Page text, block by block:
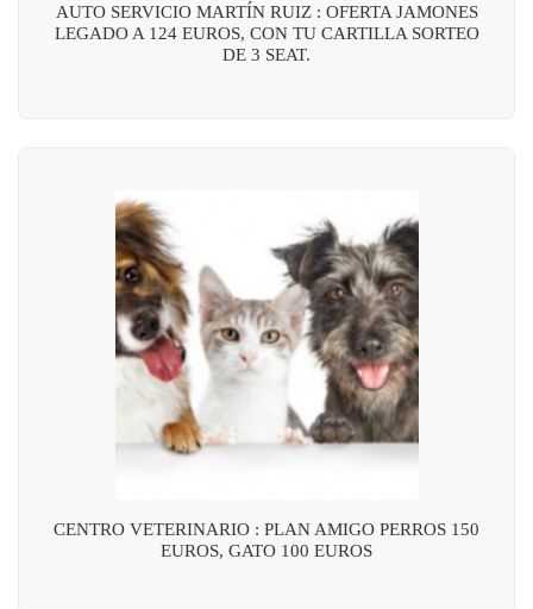
AUTO SERVICIO MARTÍN RUIZ : OFERTA JAMONES
LEGADO A 124 EUROS, CON TU CARTILLA SORTEO
DE 3 SEAT.
CENTRO VETERINARIO : PLAN AMIGO PERROS 150
EUROS, GATO 100 EUROS